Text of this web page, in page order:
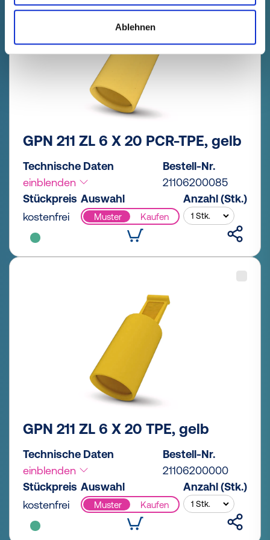
Ablehnen
GPN 211 ZL 6 X 20 PCR-TPE, gelb
Technische Daten
einblenden
Bestell-Nr.
21106200085
Stückpreis
kostenfrei
Auswahl
Muster Kaufen
Anzahl (Stk.)
GPN 211 ZL 6 X 20 TPE, gelb
Technische Daten
einblenden
Bestell-Nr.
21106200000
Stückpreis
kostenfrei
Auswahl
Muster Kaufen
Anzahl (Stk.)